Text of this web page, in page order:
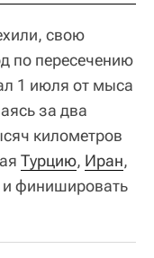
свою
по пересечению
1 июля от мыса
за два
километров
Турцию, Иран,
и финишировать